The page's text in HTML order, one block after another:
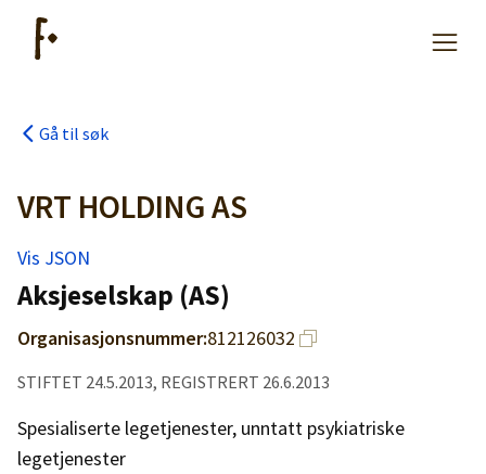
Kjøpe lister
Priser
Gå til søk
VRT HOLDING AS
Vis JSON
Aksjeselskap (AS)
Organisasjonsnummer:812126032
STIFTET 24.5.2013, REGISTRERT 26.6.2013
Spesialiserte legetjenester, unntatt psykiatriske
legetjenester